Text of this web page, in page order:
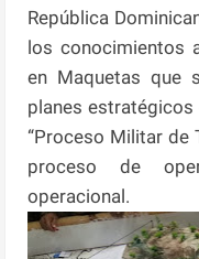
República
los conocimientos
en Maquetas que
planes
“Proceso Militar de
proceso de
operacional.